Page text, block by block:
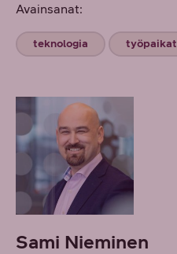
Avainsanat:
teknologia työpaikat
Sami Nieminen